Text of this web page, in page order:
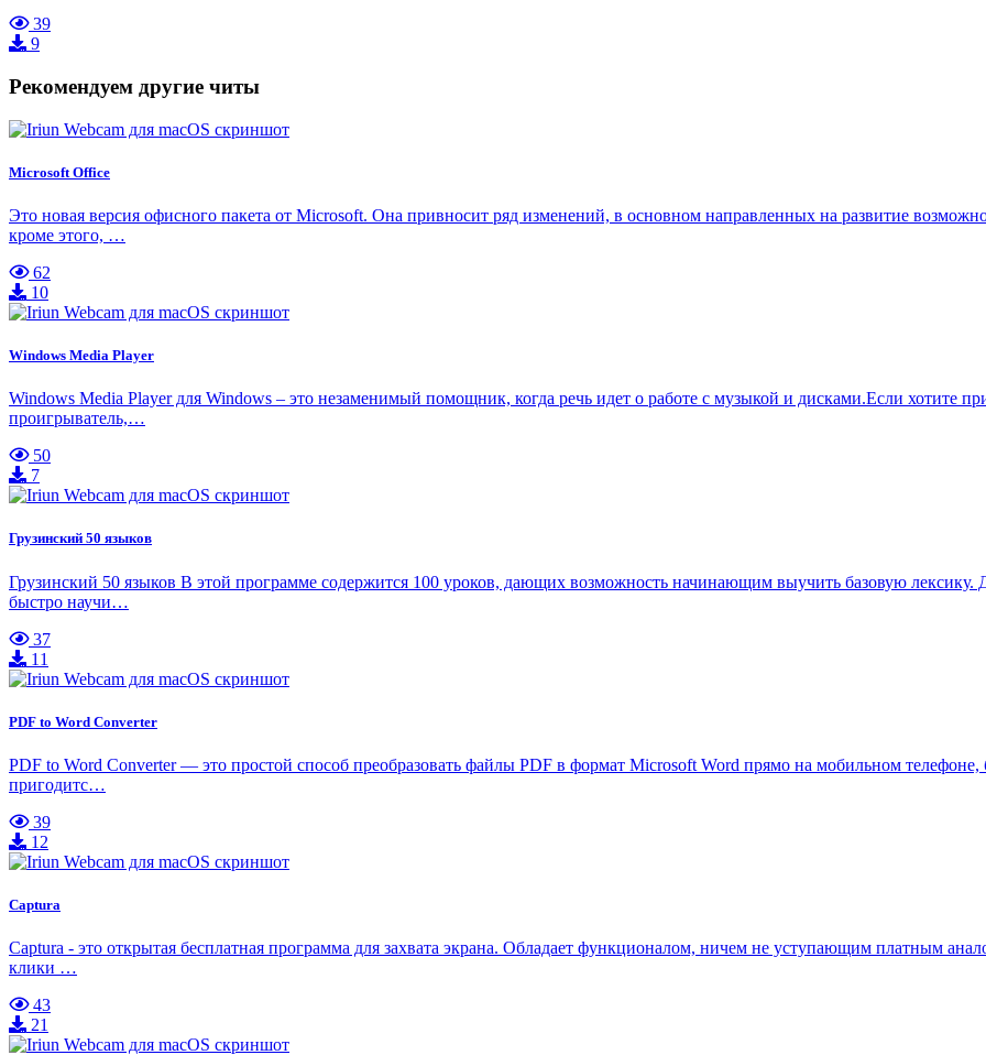
39
9
Рекомендуем другие читы
Microsoft Office
Это новая версия офисного пакета от Microsoft. Она привносит ряд изменений, в основном направленных на развитие
кроме этого, …
62
10
Windows Media Player
Windows Media Player для Windows – это незаменимый помощник, когда речь идет о работе с музыкой и дисками.Если хотите
проигрыватель,…
50
7
Грузинский 50 языков
Грузинский 50 языков В этой программе содержится 100 уроков, дающих возможность начинающим выучить базовую
быстро научи…
37
11
PDF to Word Converter
PDF to Word Converter — это простой способ преобразовать файлы PDF в формат Microsoft Word прямо на мобильном
пригодитс…
39
12
Captura
Captura - это открытая бесплатная программа для захвата экрана. Обладает функционалом, ничем не уступающим платным
клики …
43
21